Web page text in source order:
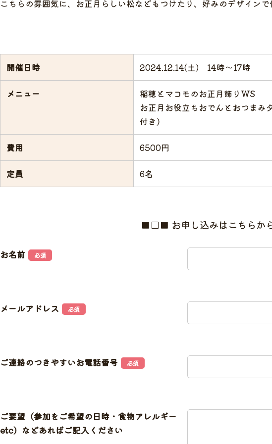
こちらの雰囲気に、お正月らしい松などもつけたり、好みのデザイン
開催日時 2024.12.14(土) 14時〜17時
メニュー
稲穂とマコモのお正月飾りWS
お正月お役立ちおでんとおつまみ
付き）
費用 6500円
定員 6名
■□■ お申し込みはこちら
お名前 必須
メールアドレス 必須
ご連絡のつきやすいお電話番号 必須
ご要望（参加をご希望の日時・食物アレルギー
etc）などあればご記入ください